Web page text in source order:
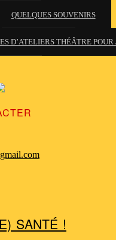
QUELQUES SOUVENIRS
D’ATELIERS THÉÂTRE POUR
SANTÉ !